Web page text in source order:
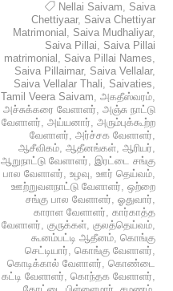
Nellai Saivam, Saiva
Chettiyaar, Saiva Chettiyar
Matrimonial , Saiva Mudhaliyar,
Saiva Pillai, Saiva Pillai
matrimonial , Saiva Pillai Names,
Saiva Pillaimar, Saiva Vellalar,
Saiva Vellalar Thali, Saivaties,
Tamil Veera Saivam, அகதீஸ்வரம்,
அச்சுக்கரை வேளாளர், அஞ்சு நாட்டு
வேளாளர், அய்யனார், அரும்புக்கூற்ற
வேளாளர், அர்ச்சக வேளாளர்,
ஆசீவிகம், ஆதீனங்கள், ஆரியர்,
ஆறுநாட்டு வேளாளர், இரட்டை சங்கு
பால வேளாளர், உழவு, ஊர் தெய்வம்,
ஊற்றுவளநாட்டு வேளாளர், ஒற்றை
சங்கு பால வேளாளர், ஓதுவார்,
காராள வேளாளர், கார்காத்த
வேளாளர், குருக்கள், குலத்தெய்வம்,
கூனம்பட்டி ஆதீனம், கொங்கு
செட்டியார், கொங்கு வேளாளர்,
கொடிக்கால் வேளாளர், கொண்டை
கட்டி வேளாளர், கொந்தக வேளாளர்,